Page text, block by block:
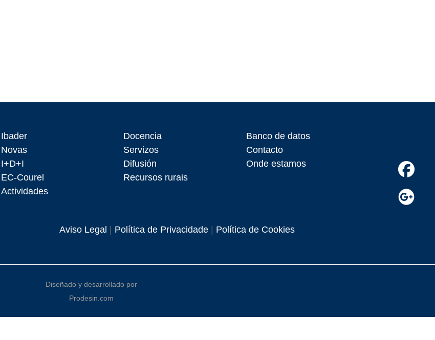
Ibader
Novas
I+D+I
EC-Courel
Actividades
Docencia
Servizos
Difusión
Recursos rurais
Banco de datos
Contacto
Onde estamos
Aviso Legal Política de Privacidade Política de Cookies
Diseñado y desarrollado por
Prodesin.com